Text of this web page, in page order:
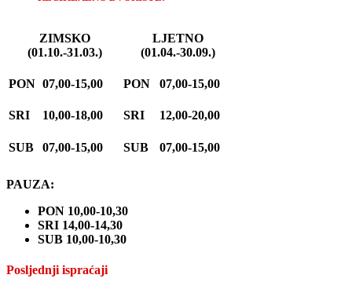
ZIMSKO
(01.10.-31.03.)
LJETNO
(01.04.-30.09.)
PON 07,00-15,00 PON 07,00-15,00
SRI 10,00-18,00 SRI 12,00-20,00
SUB 07,00-15,00 SUB 07,00-15,00
PAUZA:
PON 10,00-10,30
SRI 14,00-14,30
SUB 10,00-10,30
Posljednji ispraćaji